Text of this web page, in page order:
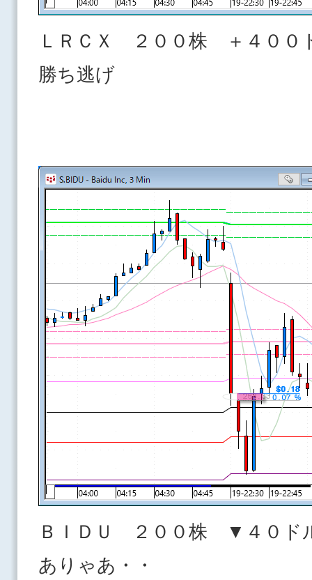
ＬＲＣＸ ２００株 ＋４００
勝ち逃げ
ＢＩＤＵ ２００株 ▼４０ド
ありゃあ・・